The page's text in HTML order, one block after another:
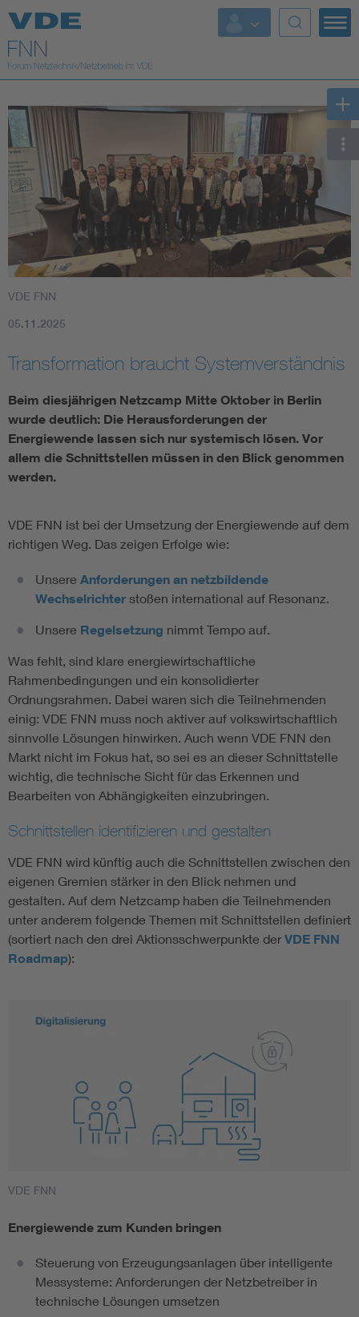
Top Themen
Fokusthemen
Energy
AI & Digital Trust
Health
Mobility
Digitalisierung und Metering
Innovative Netztechnologien
VDE FNN
05.11.2025
Transformation braucht Systemverständnis
Beim diesjährigen Netzcamp Mitte Oktober in Berlin
wurde deutlich: Die Herausforderungen der
Energiewende lassen sich nur systemisch lösen. Vor
allem die Schnittstellen müssen in den Blick genommen
werden.
VDE FNN ist bei der Umsetzung der Energiewende auf dem
richtigen Weg. Das zeigen Erfolge wie:
Unsere Anforderungen an netzbildende
Wechselrichter stoßen international auf Resonanz.
Unsere Regelsetzung nimmt Tempo auf.
Was fehlt, sind klare energiewirtschaftliche
Rahmenbedingungen und ein konsolidierter
Ordnungsrahmen. Dabei waren sich die Teilnehmenden
einig: VDE FNN muss noch aktiver auf volkswirtschaftlich
sinnvolle Lösungen hinwirken. Auch wenn VDE FNN den
Markt nicht im Fokus hat, so sei es an dieser Schnittstelle
wichtig, die technische Sicht für das Erkennen und
Bearbeiten von Abhängigkeiten einzubringen.
Schnittstellen identifizieren und gestalten
VDE FNN wird künftig auch die Schnittstellen zwischen den
eigenen Gremien stärker in den Blick nehmen und
gestalten. Auf dem Netzcamp haben die Teilnehmenden
unter anderem folgende Themen mit Schnittstellen definiert
(sortiert nach den drei Aktionsschwerpunkte derVDE FNN
Roadmap):
VDE FNN
Energiewende zum Kunden bringen
Steuerung von Erzeugungsanlagen über intelligente
Messysteme: Anforderungen der Netzbetreiber in
technische Lösungen umsetzen